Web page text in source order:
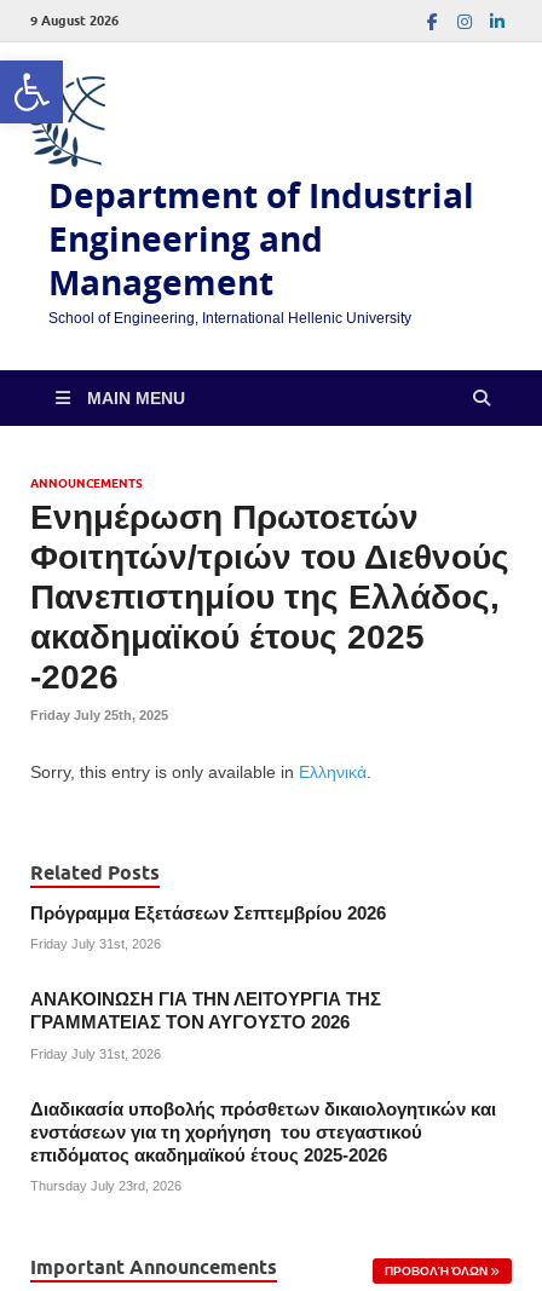
Open toolbar
9 August 2026
Department of Industrial
Engineering and
Management
School of Engineering, International Hellenic University
MAIN MENU
ANNOUNCEMENTS
Ενημέρωση Πρωτοετών
Φοιτητών/τριών του Διεθνούς
Πανεπιστημίου της Ελλάδος,
ακαδημαϊκού έτους 2025
-2026
Friday July 25th, 2025
Sorry, this entry is only available in Ελληνικά
Related Posts
Πρόγραμμα Εξετάσεων Σεπτεμβρίου 2026
Friday July 31st, 2026
ΑΝΑΚΟΙΝΩΣΗ ΓΙΑ ΤΗΝ ΛΕΙΤΟΥΡΓΙΑ ΤΗΣ
ΓΡΑΜΜΑΤΕΙΑΣ ΤΟΝ ΑΥΓΟΥΣΤΟ 2026
Friday July 31st, 2026
Διαδικασία υποβολής πρόσθετων δικαιολογητικών και
ενστάσεων για τη χορήγηση του στεγαστικού
επιδόματος ακαδημαϊκού έτους 2025-2026
Thursday July 23rd, 2026
Important Announcements ΠΡΟΒΟΛΉ ΌΛΩΝ